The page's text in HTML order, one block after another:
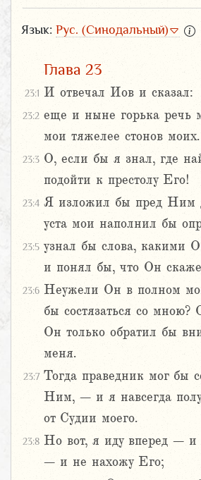
Язык: Рус. (Синодальный)
Глава 23
23:1 И отвечал Иов и сказал:
23:2 еще и ныне горька речь
мои тяжелее стонов моих.
23:3 О, если бы я знал, где
подойти к престолу Его!
23:4 Я изложил бы пред Ним
уста мои наполнил бы
23:5 узнал бы слова, какими
и понял бы, что Он
23:6 Неужели Он в полном
бы состязаться со мною?
Он только обратил бы
меня.
23:7 Тогда праведник мог бы
Ним, – и я навсегда
от Судии моего.
23:8 Но вот, я иду вперед – и
– и не нахожу Его;